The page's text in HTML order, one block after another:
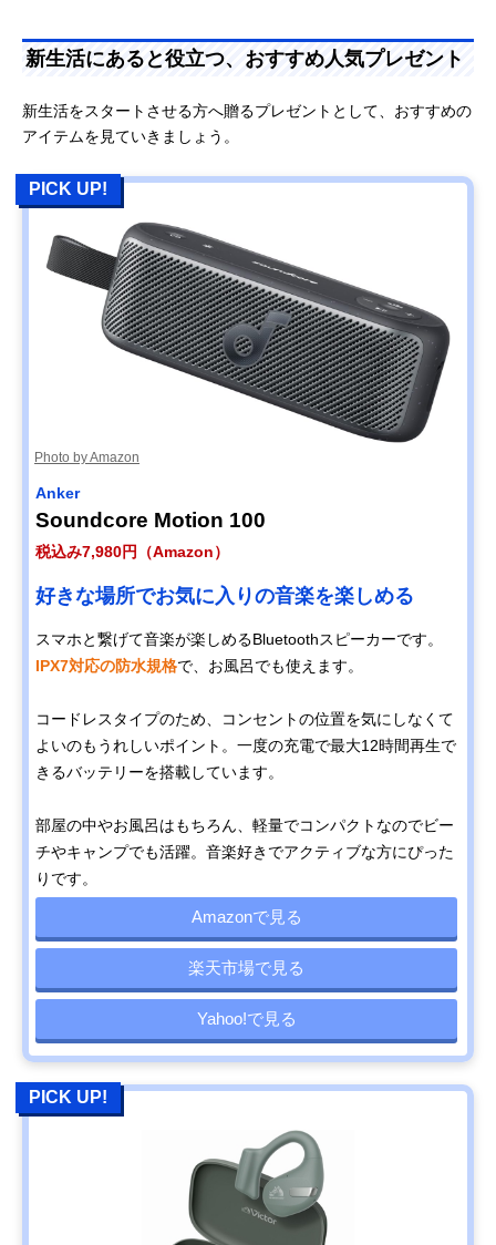
新生活にあると役立つ、おすすめ人気プレゼント
新生活をスタートさせる方へ贈るプレゼントとして、おすすめの
アイテムを見ていきましょう。
PICK UP!
Photo by Amazon
Anker
Soundcore Motion 100
税込み7,980円（Amazon）
好きな場所でお気に入りの音楽を楽しめる
スマホと繋げて音楽が楽しめるBluetoothスピーカーです。
IPX7対応の防水規格で、お風呂でも使えます。
コードレスタイプのため、コンセントの位置を気にしなくて
よいのもうれしいポイント。一度の充電で最大12時間再生で
きるバッテリーを搭載しています。
部屋の中やお風呂はもちろん、軽量でコンパクトなのでビー
チやキャンプでも活躍。音楽好きでアクティブな方にぴった
りです。
Amazonで見る
楽天市場で見る
Yahoo!で見る
PICK UP!